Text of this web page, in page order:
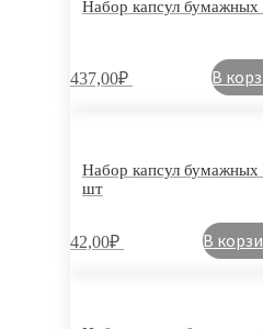
Набор капсул
437,00₽ В
Набор капсул
шт
42,00₽ В